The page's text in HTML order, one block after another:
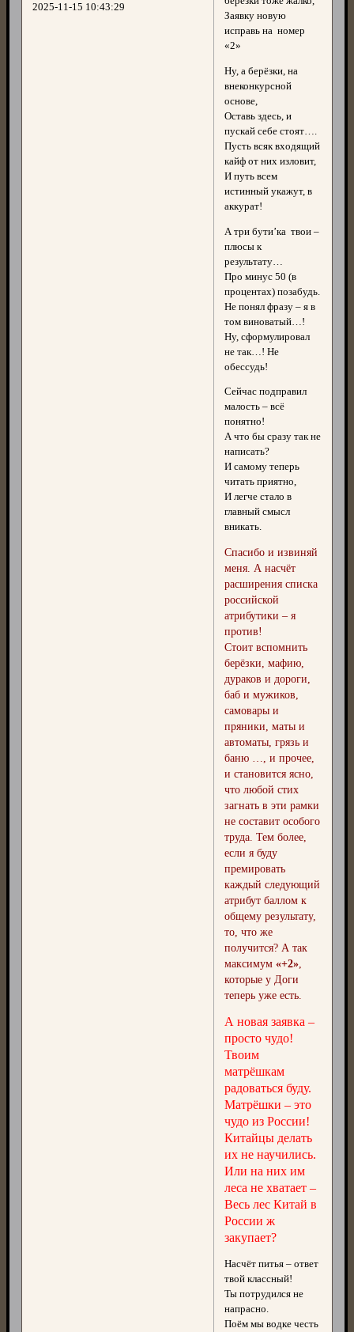
2025-11-15 10:43:29
Заявку новую
исправь на номер
«2»
Ну, а берёзки, на
внеконкурсной
основе,
Оставь здесь, и
пускай себе стоят….
Пусть всяк входящий
кайф от них изловит,
И путь всем
истинный укажут, в
аккурат!
А три бути’ка твои –
плюсы к
результату…
Про минус 50 (в
процентах) позабудь.
Не понял фразу – я в
том виноватый…!
Ну, сформулировал
не так…! Не
обессудь!
Сейчас подправил
малость – всё
понятно!
А что бы сразу так не
написать?
И самому теперь
читать приятно,
И легче стало в
главный смысл
вникать.
Спасибо и извиняй
меня. А насчёт
расширения списка
российской
атрибутики – я
против!
Стоит вспомнить
берёзки, мафию,
дураков и дороги,
баб и мужиков,
самовары и
пряники, маты и
автоматы, грязь и
баню …, и прочее,
и становится ясно,
что любой стих
загнать в эти рамки
не составит особого
труда. Тем более,
если я буду
премировать
каждый следующий
атрибут баллом к
общему результату,
то, что же
получится? А так
максимум«+2»,
которые у Доги
теперь уже есть.
А новая заявка –
просто чудо!
Твоим
матрёшкам
радоваться буду.
Матрёшки – это
чудо из России!
Китайцы делать
их не научились.
Или на них им
леса не хватает –
Весь лес Китай в
России ж
закупает?
Насчёт питья – ответ
твой классный!
Ты потрудился не
напрасно.
Поём мы водке честь